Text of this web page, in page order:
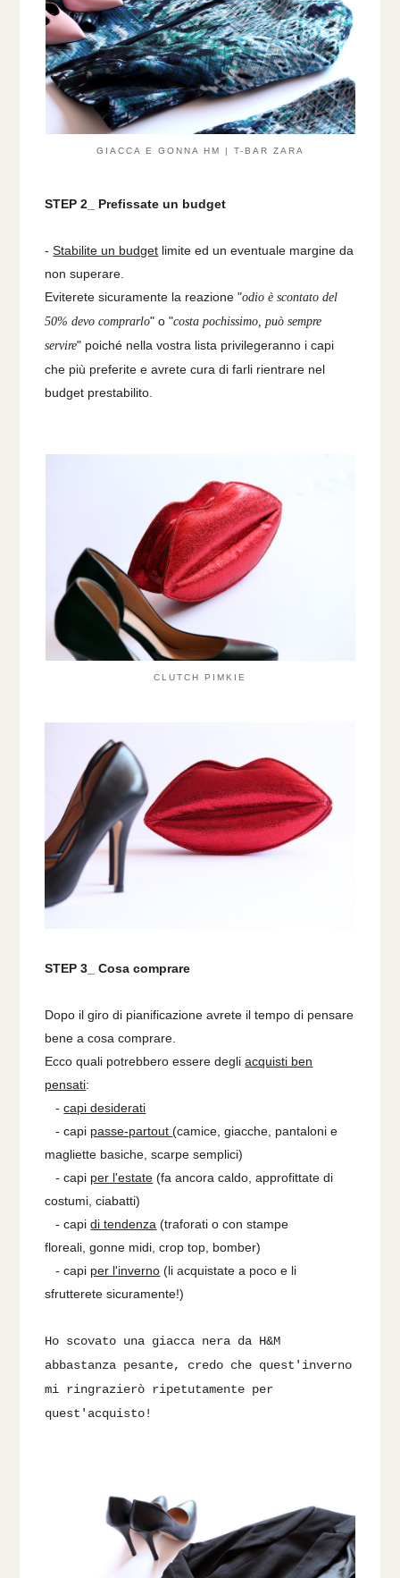
GIACCA E GONNA HM | T-BAR ZARA
STEP 2_ Prefissate un budget
-Stabilite un budget limite ed un eventuale margine da
non superare.
Eviterete sicuramente la reazione "odio è scontato del
50% devo comprarlo" o "costa pochissimo, può sempre
servire" poiché nella vostra lista privilegeranno i capi
che più preferite e avrete cura di farli rientrare nel
budget prestabilito.
CLUTCH PIMKIE
STEP 3_ Cosa comprare
Dopo il giro di pianificazione avrete il tempo di pensare
bene a cosa comprare.
Ecco quali potrebbero essere degliacquisti ben
pensati:
-capi desiderati
- capi passe-partout(camice, giacche, pantaloni e
magliette basiche, scarpe semplici)
- capi per l'estate (fa ancora caldo , approfittate di
costumi, ciabatti)
- capidi tendenza (traforati o con stampe
floreali,gonne midi, crop top, bomber)
- capi per l'inverno (li acquistate a poco e li
sfrutteretesicuramente!)
Ho scovato una giacca nera da H&M
abbastanza pesante, credo che quest'inverno
mi ringrazierò ripetutamente per
quest'acquisto!